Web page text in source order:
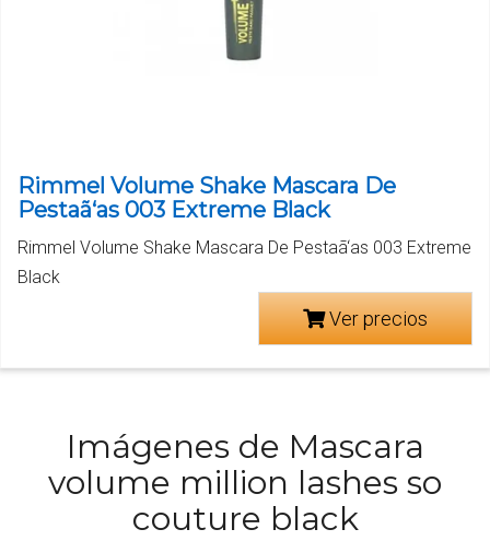
Rimmel Volume Shake Mascara De
Pestaã‘as 003 Extreme Black
Rimmel Volume Shake Mascara De Pestaã‘as 003 Extreme
Black
Ver precios
Imágenes de Mascara
volume million lashes so
couture black